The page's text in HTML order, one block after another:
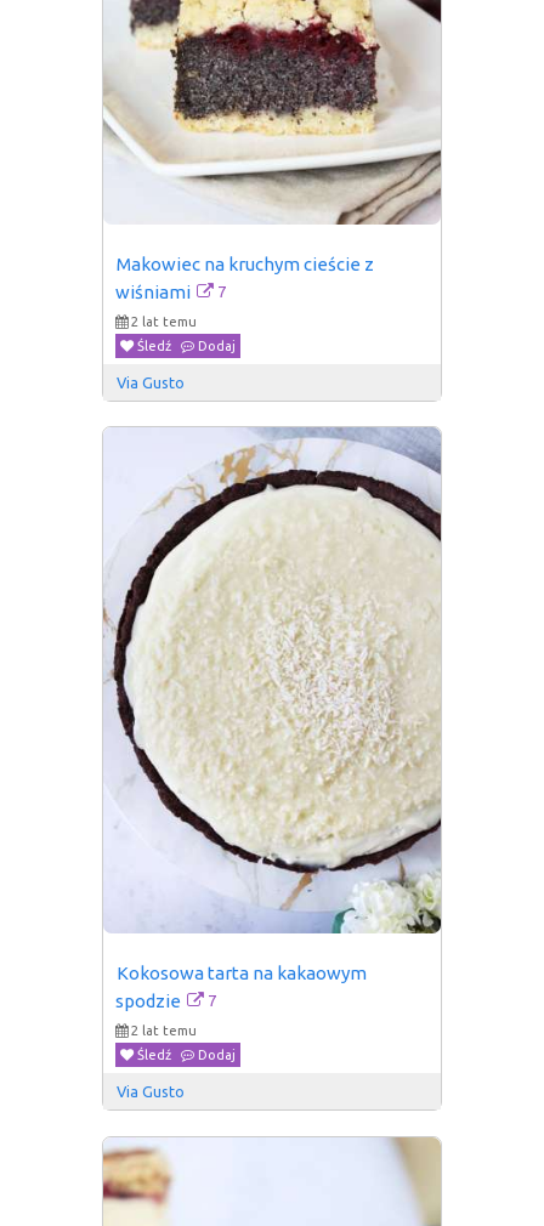
Makowiec na kruchym cieście z
wiśniami
7
2 lat temu
Śledź
Dodaj
Via Gusto
Kokosowa tarta na kakaowym
spodzie
7
2 lat temu
Śledź
Dodaj
Via Gusto